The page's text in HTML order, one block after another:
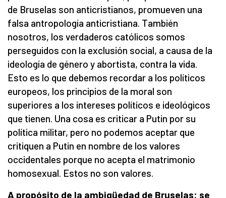
de Bruselas son anticristianos, promueven una
falsa antropología anticristiana. También
nosotros, los verdaderos católicos somos
perseguidos con la exclusión social, a causa de la
ideología de género y abortista, contra la vida.
Esto es lo que debemos recordar a los políticos
europeos, los principios de la moral son
superiores a los intereses políticos e ideológicos
que tienen. Una cosa es criticar a Putin por su
política militar, pero no podemos aceptar que
critiquen a Putin en nombre de los valores
occidentales porque no acepta el matrimonio
homosexual. Estos no son valores.
A propósito de la ambigüedad de Bruselas: se